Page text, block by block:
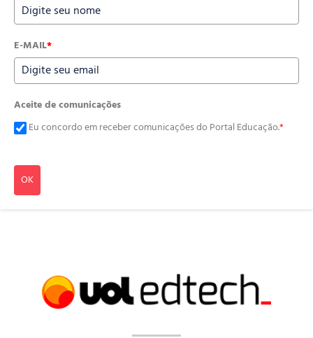
E-MAIL*
Aceite de comunicações
Eu concordo em receber comunicações do Portal Educação.*
OK